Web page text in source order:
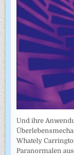
Und ihre
Whately
Paranormalen